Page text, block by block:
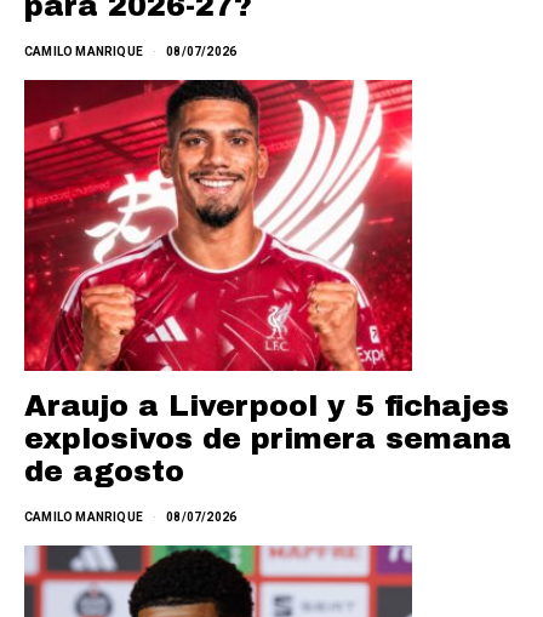
CAMILO MANRIQUE 08/07/2026
Araujo a Liverpool y 5 fichajes
explosivos de primera semana
de agosto
CAMILO MANRIQUE 08/07/2026